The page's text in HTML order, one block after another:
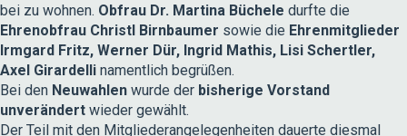
bei zu wohnen. Obfrau Dr. Martina Büchele durfte die
Ehrenobfrau Christl Birnbaumer sowie die Ehrenmitglieder
Irmgard Fritz, Werner Dür, Ingrid Mathis, Lisi Schertler,
Axel Girardelli namentlich begrüßen.
Bei den Neuwahlen wurde der bisherige Vorstand
unverändert wieder gewählt.
Der Teil mit den Mitgliederangelegenheiten dauerte diesmal